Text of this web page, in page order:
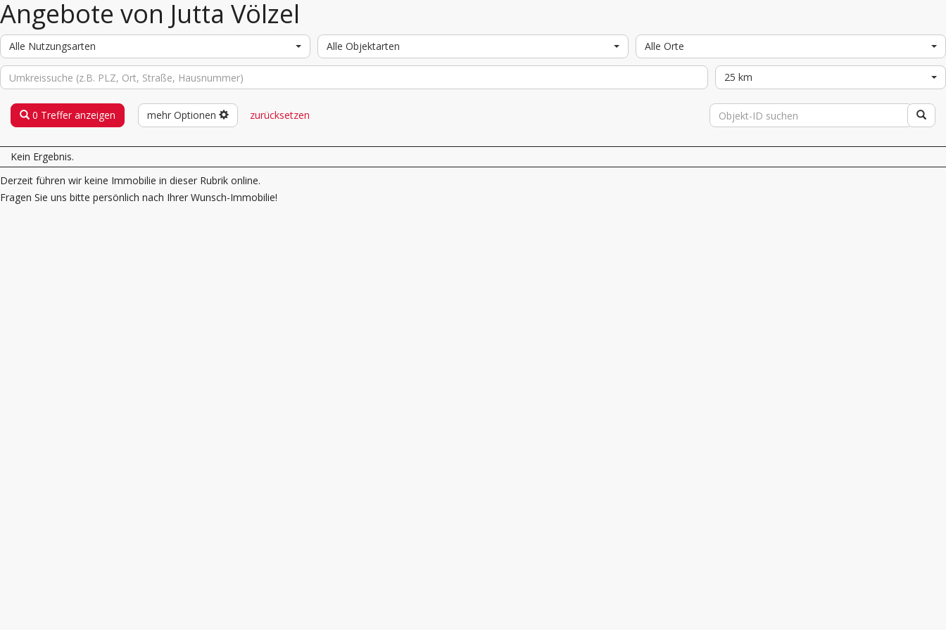
Angebote von Jutta Völzel
Alle Nutzungsarten Alle Objektarten Alle Orte
25 km
0 Treffer anzeigen mehr Optionen zurücksetzen
Kein Ergebnis.
Derzeit führen wir keine Immobilie in dieser Rubrik online.
Fragen Sie uns bitte persönlich nach Ihrer Wunsch-Immobilie!